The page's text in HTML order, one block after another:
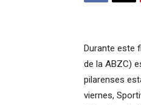
Durante este
de la ABZC)
pilarenses
viernes,